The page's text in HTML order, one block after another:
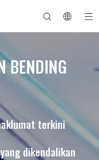
BENDING
terkini
dikendalikan